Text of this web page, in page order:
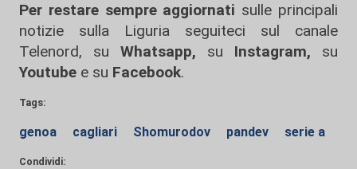
Per restare sempre aggiornati sulle principali
notizie sulla Liguria seguiteci sul canale
Telenord, su
Whatsapp, su Instagram, su
Youtube e su Facebook.
Tags:
genoa cagliari Shomurodov pandev serie a
Condividi: